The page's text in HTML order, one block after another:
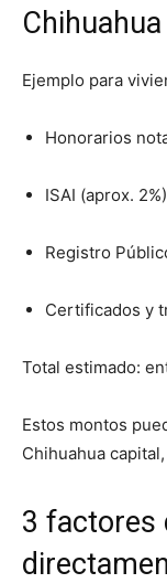
Chihuahua
Ejemplo para
Honorarios
ISAI (aprox.
Registro
Certificados y
Total estimado:
Estos montos
Chihuahua
3 factores